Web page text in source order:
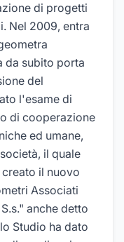
di progetti
Nel 2009, entra
da subito porta
del
l'esame di
di cooperazione
ed umane,
il quale
il nuovo
Associati
anche detto
Studio ha dato